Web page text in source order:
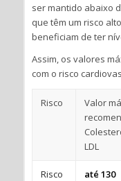
ser mantido abaixo
que têm um risco
beneficiam de ter
Assim, os valores
com o risco
Risco
Valor
LDL
Risco
até 130